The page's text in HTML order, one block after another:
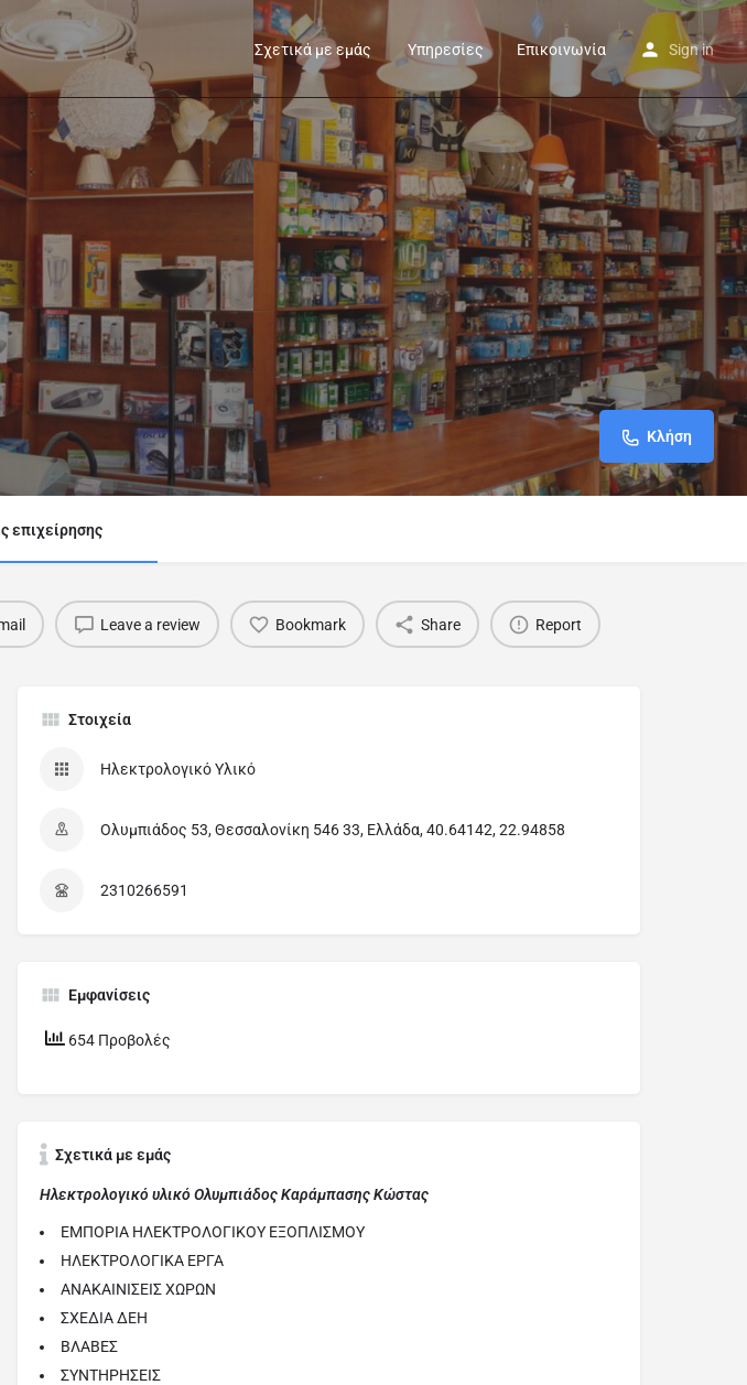
Σχετικά με εμάς Υπηρεσίες Επικοινωνία Sign in
Κλήση
επιχείρησης
Leave a review Bookmark Share Report
Στοιχεία
Ηλεκτρολογικό Υλικό
Ολυμπιάδος 53, Θεσσαλονίκη 546 33, Ελλάδα, 40.64142, 22.94858
2310266591
Εμφανίσεις
654 Προβολές
Σχετικά με εμάς
Ηλεκτρολογικό υλικό Ολυμπιάδος Καράμπασης Κώστας
ΕΜΠΟΡΙΑ ΗΛΕΚΤΡΟΛΟΓΙΚΟΥ ΕΞΟΠΛΙΣΜΟΥ
ΗΛΕΚΤΡΟΛΟΓΙΚΑ ΕΡΓΑ
ΑΝΑΚΑΙΝΙΣΕΙΣ ΧΩΡΩΝ
ΣΧΕΔΙΑ ΔΕΗ
ΒΛΑΒΕΣ
ΣΥΝΤΗΡΗΣΕΙΣ